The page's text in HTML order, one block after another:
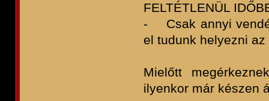
FELTÉTLENÜL
- Csak annyi
el tudunk helyezni
Mielőtt
ilyenkor már készen